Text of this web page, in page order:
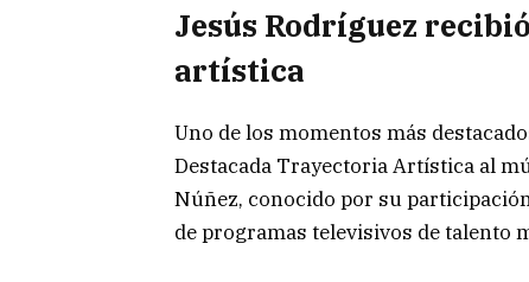
Jesús Rodríguez
artística
Uno de los momentos más
Destacada Trayectoria Artística al
Núñez, conocido por su
de programas televisivos de talento